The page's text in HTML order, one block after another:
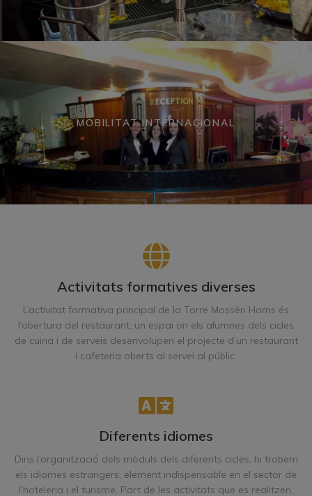
MOBILITAT INTERNACIONAL
Activitats formatives diverses
L’activitat formativa principal de la Torre Mossèn Homs és
l’obertura del restaurant, un espai on els alumnes dels cicles
de cuina i de serveis desenvolupen el projecte d’un restaurant
i cafeteria oberts al servei al públic.
Diferents idiomes
Dins l’organització dels mòduls dels diferents cicles, hi trobem
els idiomes estrangers, element indispensable en el sector de
l’hoteleria i el turisme. Part de les activitats que es realitzen,